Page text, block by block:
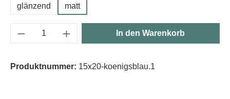
glänzend matt
Produkt Anzahl: Gib den gewünschten
In den Warenkorb
Produktnummer: 15x20-koenigsblau.1